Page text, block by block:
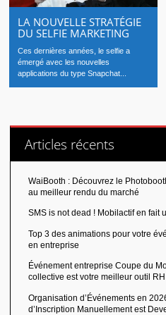
LA NOUVELLE STRATÉGIE
DU SELFIE MARKETING
Ces dernières années, le selfie a
émergé avec les nouvelles
applications du type Snapchat...
Articles récents
WaiBooth : Découvrez le
au meilleur rendu du marché
SMS is not dead ! Mobilactif en fait
Top 3 des animations pour votre
en entreprise
Événement entreprise Coupe du
collective est votre meilleur outil RH
Organisation d’Événements en
d’Inscription Manuellement est